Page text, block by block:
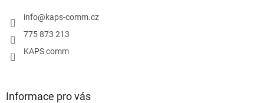
info@kaps-comm.cz
775 873 213
KAPS comm
Informace pro vás